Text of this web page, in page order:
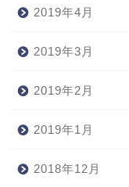
2019年4月
2019年3月
2019年2月
2019年1月
2018年12月